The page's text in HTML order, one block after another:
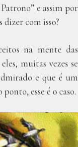
e assim por
com isso?
na mente das
muitas vezes se
e que é um
esse é o caso.